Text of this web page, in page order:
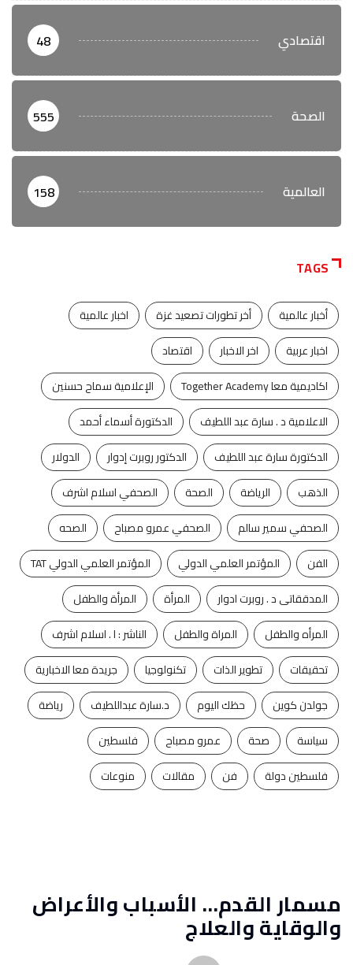
اقتصادي 48
الصحة 555
العالمية 158
TAGS
أخبار عالمية أخر تطورات تصعيد غزة
اخبار عالمية
اخبار عربية
اخر الاخبار
اقتصاد
اكاديمية معا Together Academy
الإعلامية سماح حسنين
الاعلامية د . سارة عبد اللطيف
الدكتورة أسماء أحمد
الدكتورة سارة عبد اللطيف
الدكتور روبرت إدوار
الدولار
الذهب
الرياضة الصحة
الصحفي اسلام اشرف
الصحفي سمير سالم
الصحفي عمرو مصباح
الصحه
الفن
المؤتمر العلمي الدولي
المؤتمر العلمي الدولي TAT
المدققاتى د . روبرت ادوار
المرأة
المرأة والطفل
المرأه والطفل
المراة والطفل
الناشر : ا . اسلام اشرف
تحقيقات
تطوير الذات تكنولوجيا
جريدة معا الاخبارية
جولدن كوين
حظك اليوم د.سارة عبداللطيف
رياضة
سياسة
صحة عمرو مصباح
فلسطين
فلسطين دولة
فن مقالات منوعات
مسمار القدم… الأسباب والأعراض
والوقاية والعلاج